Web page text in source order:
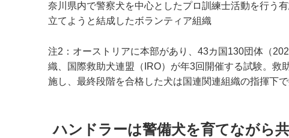
奈川県内で警察犬を中心としたプロ訓練士活動を行う
立てようと結成したボランティア組織
注2：オーストリアに本部があり、43カ国130団体（
織、国際救助犬連盟（IRO）が年3回開催する試験。救
施し、最終段階を合格した犬は国連関連組織の指揮下
ハンドラーは警備犬を育てながら